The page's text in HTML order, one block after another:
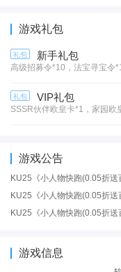
游戏礼包
礼包 新手礼包
高级招募令*10，法宝寻宝令
礼包 VIP礼包
SSSR伙伴欧皇卡*1，家园欧
游戏公告
KU25《小人物快跑(0.05折
KU25《小人物快跑(0.05折
KU25《小人物快跑(0.05折
游戏信息